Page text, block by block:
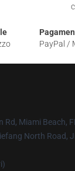
PayPal /
Rd, Miami Beach,
North Road,